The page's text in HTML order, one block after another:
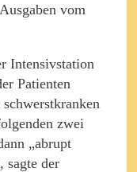
vom
Intensivstation
Patienten
zwei
„abrupt
sagte der